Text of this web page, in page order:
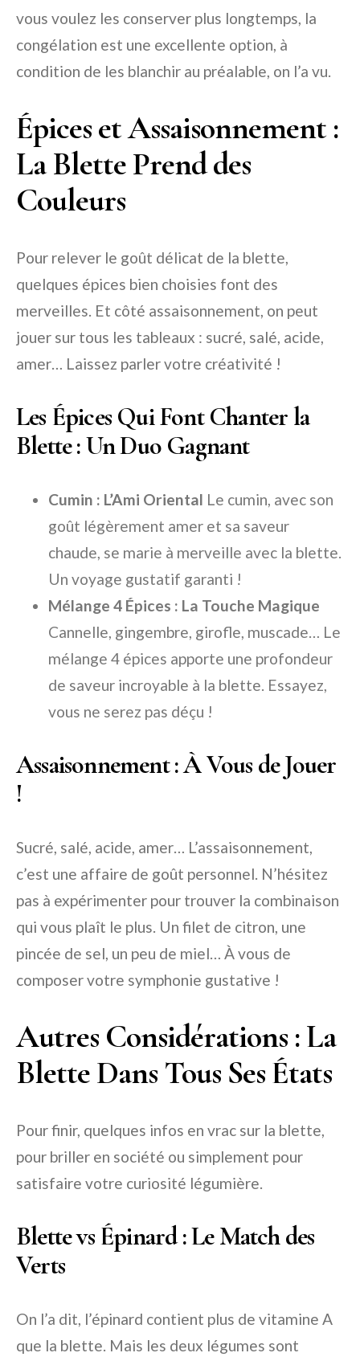
vous voulez les conserver plus longtemps, la
congélation est une excellente option, à
condition de les blanchir au préalable, on l’a vu.
Épices et Assaisonnement :
La Blette Prend des
Couleurs
Pour relever le goût délicat de la blette,
quelques épices bien choisies font des
merveilles. Et côté assaisonnement, on peut
jouer sur tous les tableaux : sucré, salé, acide,
amer… Laissez parler votre créativité !
Les Épices Qui Font Chanter la
Blette : Un Duo Gagnant
Cumin : L’Ami Oriental Le cumin, avec son
goût légèrement amer et sa saveur
chaude, se marie à merveille avec la blette.
Un voyage gustatif garanti !
Mélange 4 Épices : La Touche Magique
Cannelle, gingembre, girofle, muscade… Le
mélange 4 épices apporte une profondeur
de saveur incroyable à la blette. Essayez,
vous ne serez pas déçu !
Assaisonnement : À Vous de Jouer
!
Sucré, salé, acide, amer… L’assaisonnement,
c’est une affaire de goût personnel. N’hésitez
pas à expérimenter pour trouver la combinaison
qui vous plaît le plus. Un filet de citron, une
pincée de sel, un peu de miel… À vous de
composer votre symphonie gustative !
Autres Considérations : La
Blette Dans Tous Ses États
Pour finir, quelques infos en vrac sur la blette,
pour briller en société ou simplement pour
satisfaire votre curiosité légumière.
Blette vs Épinard : Le Match des
Verts
On l’a dit, l’épinard contient plus de vitamine A
que la blette. Mais les deux légumes sont